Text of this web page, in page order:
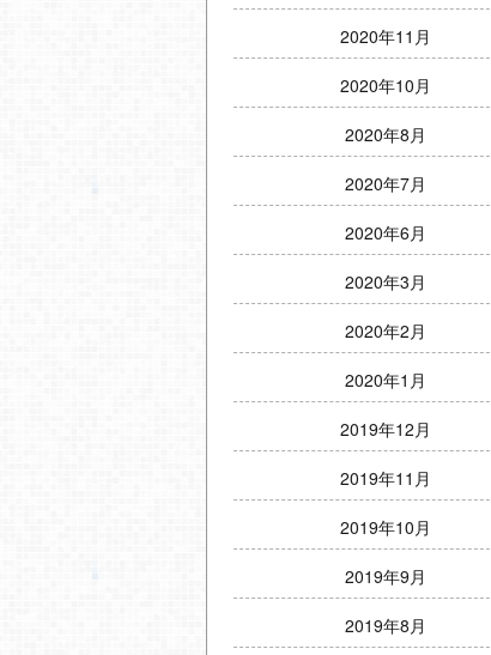
2020年11月
2020年10月
2020年8月
2020年7月
2020年6月
2020年3月
2020年2月
2020年1月
2019年12月
2019年11月
2019年10月
2019年9月
2019年8月